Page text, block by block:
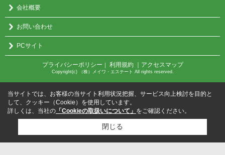
会社概要
お問い合わせ
PCサイト
プライバシーポリシー ｜ 利用規約 ｜アクセスマップ
Copyright(c) （株）メイワ・エステート All rights reserved.
当サイトでは、お客様の当サイト利用状況把握、サービス向上検討を目的と
して、クッキー（Cookie）を使用しています。
詳しくは、当社の 「Cookieの取扱いについて」 をご確認ください。
閉じる